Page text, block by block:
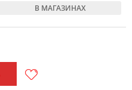
В МАГАЗИНАХ